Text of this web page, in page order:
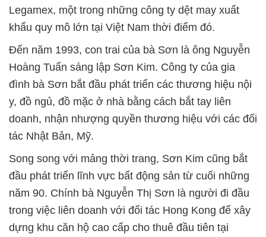
Legamex, một trong những công ty dệt may xuất
khẩu quy mô lớn tại Việt Nam thời điểm đó.
Đến năm 1993, con trai của bà Sơn là ông Nguyễn
Hoàng Tuấn sáng lập Sơn Kim. Công ty của gia
đình bà Sơn bắt đầu phát triển các thương hiệu nội
y, đồ ngủ, đồ mặc ở nhà bằng cách bắt tay liên
doanh, nhận nhượng quyền thương hiệu với các đối
tác Nhật Bản, Mỹ.
Song song với mảng thời trang, Sơn Kim cũng bắt
đầu phát triển lĩnh vực bất động sản từ cuối những
năm 90. Chính bà Nguyễn Thị Sơn là người đi đầu
trong việc liên doanh với đối tác Hong Kong để xây
dựng khu căn hộ cao cấp cho thuê đầu tiên tại